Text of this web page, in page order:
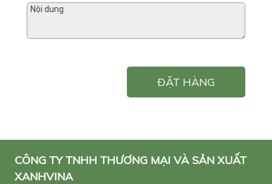
ĐẶT HÀNG
CÔNG TY TNHH THƯƠNG MẠI VÀ SẢN XUẤT
XANHVINA